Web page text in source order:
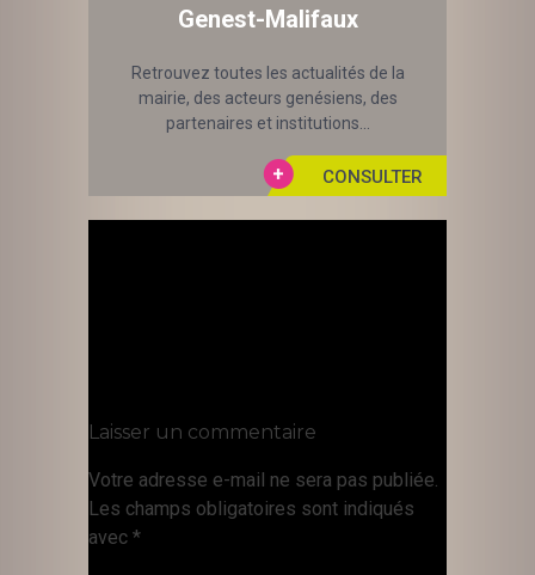
Genest-Malifaux
Retrouvez toutes les actualités de la
mairie, des acteurs genésiens, des
partenaires et institutions...
Laisser un commentaire
Votre adresse e-mail ne sera pas publiée.
Les champs obligatoires sont indiqués
avec *